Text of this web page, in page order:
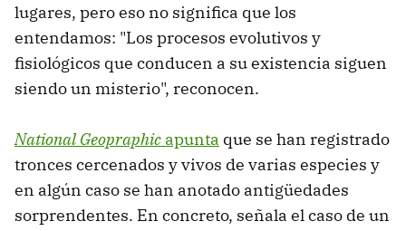
lugares, pero eso no significa que los
entendamos: "Los procesos evolutivos y
fisiológicos que conducen a su existencia siguen
siendo un misterio", reconocen.
National Geopraphic apunta que se han registrado
tronces cercenados y vivos de varias especies y
en algún caso se han anotado antigüedades
sorprendentes. En concreto, señala el caso de un